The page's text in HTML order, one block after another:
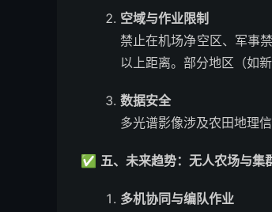
空域与作业限制
禁止在机场净空区、军事
以上距离。部分地区（如
数据安全
多光谱影像涉及农田地理
✅ 五、未来趋势：无人农场与集
多机协同与编队作业